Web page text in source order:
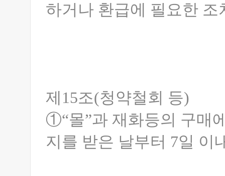
하거나 환급에 필요한 조
제15조(청약철회 등)
①“몰”과 재화등의 구매
지를 받은 날부터 7일 이